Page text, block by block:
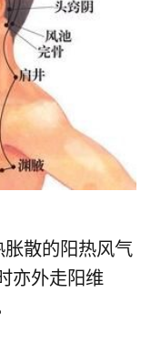
散的阳热风气
亦外走阳维